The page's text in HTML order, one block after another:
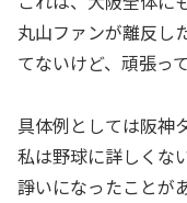
丸山ファンが離反し
てないけど、頑張っ
具体例としては阪神
私は野球に詳しくな
諍いになったことが